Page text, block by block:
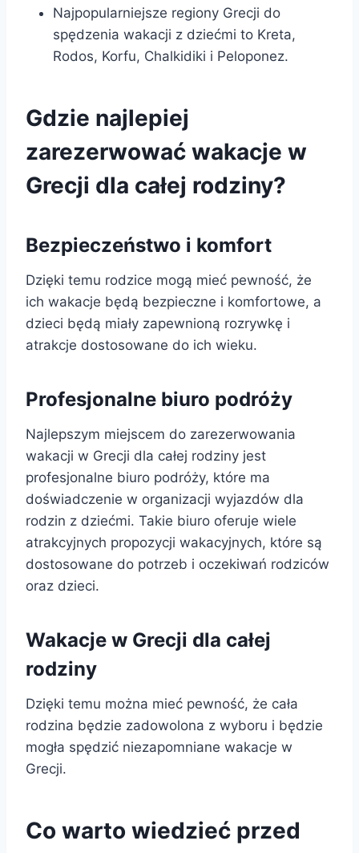
Najpopularniejsze regiony Grecji do
spędzenia wakacji z dziećmi to Kreta,
Rodos, Korfu, Chalkidiki i Peloponez.
Gdzie najlepiej
zarezerwować wakacje w
Grecji dla całej rodziny?
Bezpieczeństwo i komfort
Dzięki temu rodzice mogą mieć pewność, że
ich wakacje będą bezpieczne i komfortowe, a
dzieci będą miały zapewnioną rozrywkę i
atrakcje dostosowane do ich wieku.
Profesjonalne biuro podróży
Najlepszym miejscem do zarezerwowania
wakacji w Grecji dla całej rodziny jest
profesjonalne biuro podróży, które ma
doświadczenie w organizacji wyjazdów dla
rodzin z dziećmi. Takie biuro oferuje wiele
atrakcyjnych propozycji wakacyjnych, które są
dostosowane do potrzeb i oczekiwań rodziców
oraz dzieci.
Wakacje w Grecji dla całej
rodziny
Dzięki temu można mieć pewność, że cała
rodzina będzie zadowolona z wyboru i będzie
mogła spędzić niezapomniane wakacje w
Grecji.
Co warto wiedzieć przed